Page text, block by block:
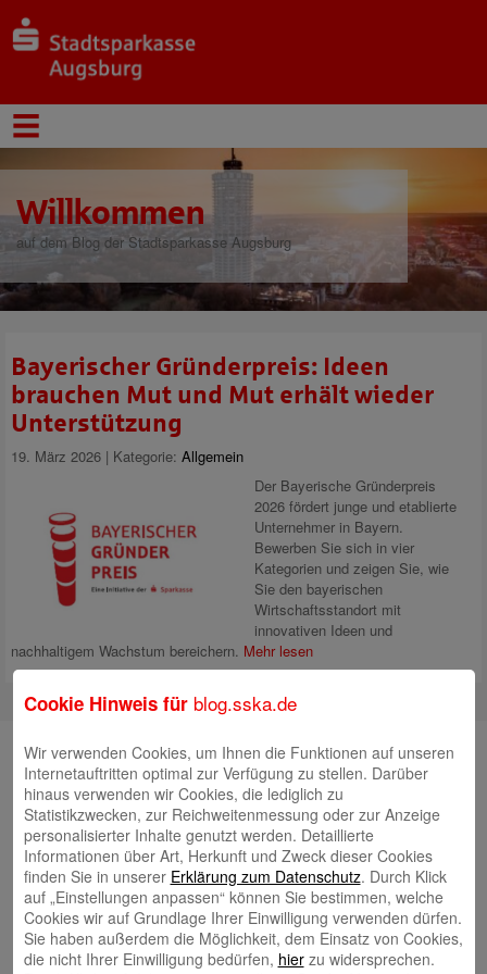
Willkommen
auf dem Blog der Stadtsparkasse Augsburg
Bayerischer Gründerpreis: Ideen
brauchen Mut und Mut erhält wieder
Unterstützung
19. März 2026 | Kategorie: Allgemein
Der Bayerische Gründerpreis
2026 fördert junge und etablierte
Unternehmer in Bayern.
Bewerben Sie sich in vier
Kategorien und zeigen Sie, wie
Sie den bayerischen
Wirtschaftsstandort mit
innovativen Ideen und
nachhaltigem Wachstum bereichern. Mehr lesen
Suche
Neueste Beiträge
Radlkonvoi des FFH feiert Einweihung des neuen
Campus Nord 5. August 2026
Willkommen bei Kinder im Mittelpunkt e.V. 24. Juli 2026
Cookie Hinweis für blog.sska.de
Wir verwenden Cookies, um Ihnen die Funktionen auf unseren
Internetauftritten optimal zur Verfügung zu stellen. Darüber
hinaus verwenden wir Cookies, die lediglich zu
Statistikzwecken, zur Reichweitenmessung oder zur Anzeige
personalisierter Inhalte genutzt werden. Detaillierte
Informationen über Art, Herkunft und Zweck dieser Cookies
finden Sie in unserer Erklärung zum Datenschutz. Durch Klick
auf „Einstellungen anpassen“ können Sie bestimmen, welche
Cookies wir auf Grundlage Ihrer Einwilligung verwenden dürfen.
Sie haben außerdem die Möglichkeit, dem Einsatz von Cookies,
die nicht Ihrer Einwilligung bedürfen, hierzu widersprechen.